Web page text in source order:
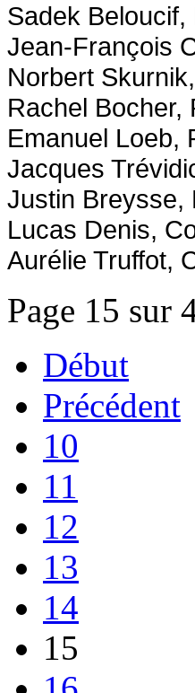
Sadek
Jean-François
Norbert
Rachel Bocher,
Emanuel Loeb,
Jacques
Justin Breysse,
Lucas Denis,
Aurélie Truffot,
Page 15 sur
Début
Précédent
10
11
12
13
14
15